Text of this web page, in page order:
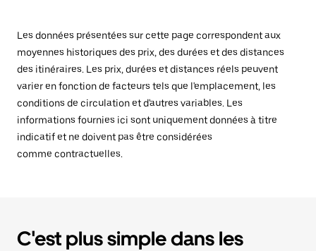
Les données présentées sur cette page correspondent aux
moyennes historiques des prix, des durées et des distances
des itinéraires. Les prix, durées et distances réels peuvent
varier en fonction de facteurs tels que l'emplacement, les
conditions de circulation et d'autres variables. Les
informations fournies ici sont uniquement données à titre
indicatif et ne doivent pas être considérées
comme contractuelles.
C'est plus simple dans les